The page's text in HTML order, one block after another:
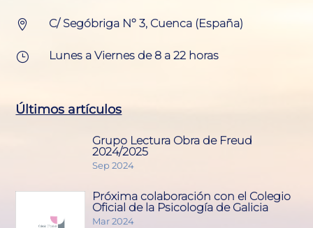
 C/ Segóbriga Nº 3, Cuenca (España)
} Lunes a Viernes de 8 a 22 horas
Últimos artículos
Grupo Lectura Obra de Freud
2024/2025
Sep 2024
Próxima colaboración con el Colegio
Oficial de la Psicología de Galicia
Mar 2024